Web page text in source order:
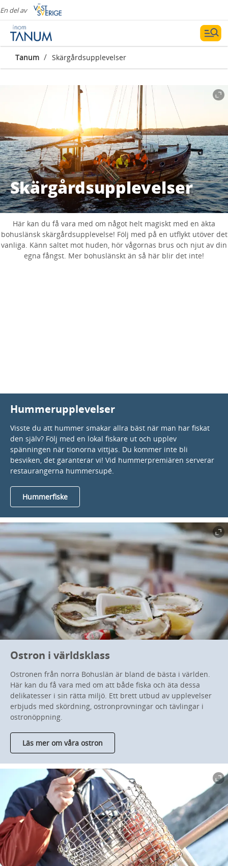
En del av
Tanum / Skärgårdsupplevelser
Skärgårdsupplevelser
Här kan du få vara med om något helt magiskt med en äkta
bohuslänsk skärgårdsupplevelse! Följ med på en utflykt utöver det
vanliga. Känn saltet mot huden, hör vågornas brus och njut av din
egna fångst. Mer bohuslänskt än så här blir det inte!
Hummerupplevelser
Visste du att hummer smakar allra bäst när man har fiskat
den själv? Följ med en lokal fiskare ut och upplev
spänningen när tionorna vittjas. Du kommer inte bli
besviken, det garanterar vi! Vid hummerpremiären serverar
restaurangerna hummersupé.
Hummerfiske
Ostron i världsklass
Ostronen från norra Bohuslän är bland de bästa i världen.
Här kan du få vara med om att både fiska och äta dessa
delikatesser i sin rätta miljö. Ett brett utbud av upplevelser
erbjuds med skördning, ostronprovningar och tävlingar i
ostronöppning.
Läs mer om våra ostron